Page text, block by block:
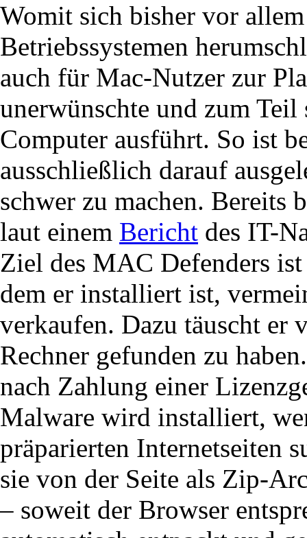
Womit sich bisher vor
Betriebssystemen
auch für Mac-Nutzer zur
unerwünschte und zum
Computer ausführt. So ist
ausschließlich darauf
schwer zu machen. Bereits
laut einem Bericht des IT-
Ziel des MAC Defenders ist
dem er installiert ist,
verkaufen. Dazu täuscht er
Rechner gefunden zu
nach Zahlung einer
Malware wird installiert,
präparierten Internetseiten
sie von der Seite als Zip-
– soweit der Browser